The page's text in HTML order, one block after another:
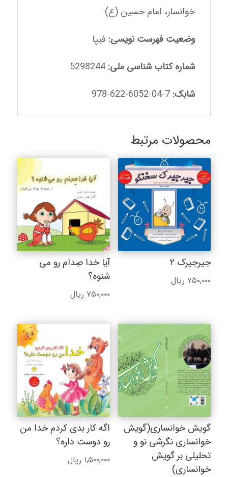
خوانسار، امام حسین (ع)
وضعیت فهرست نویسی: فیپا
شماره کتاب شناسی ملی:
شابک:
محصولات مرتبط
جیرجیرک ۲
۷۵۰,۰۰۰ ریال
آیا خدا صِدام رو می
شنوه؟
۷۵۰,۰۰۰ ریال
گویش خوانساری(گویش
خوانساری نگرشی نو و
تحلیلی بر گویش
خوانساری)
اگه کار بدی کردم خدا من
رو دوست داره؟
۱,۵۰۰,۰۰۰ ریال